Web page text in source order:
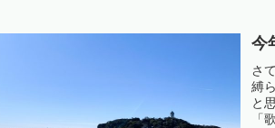
今
さ
縛
と
「